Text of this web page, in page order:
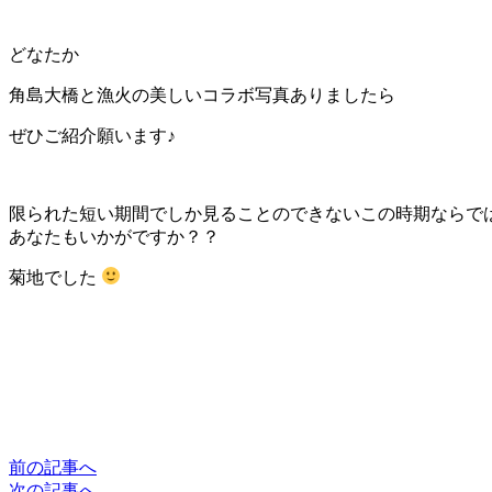
どなたか
角島大橋と漁火の美しいコラボ写真ありましたら
ぜひご紹介願います♪
限られた短い期間でしか見ることのできないこの時期ならで
あなたもいかがですか？？
菊地でした
前の記事へ